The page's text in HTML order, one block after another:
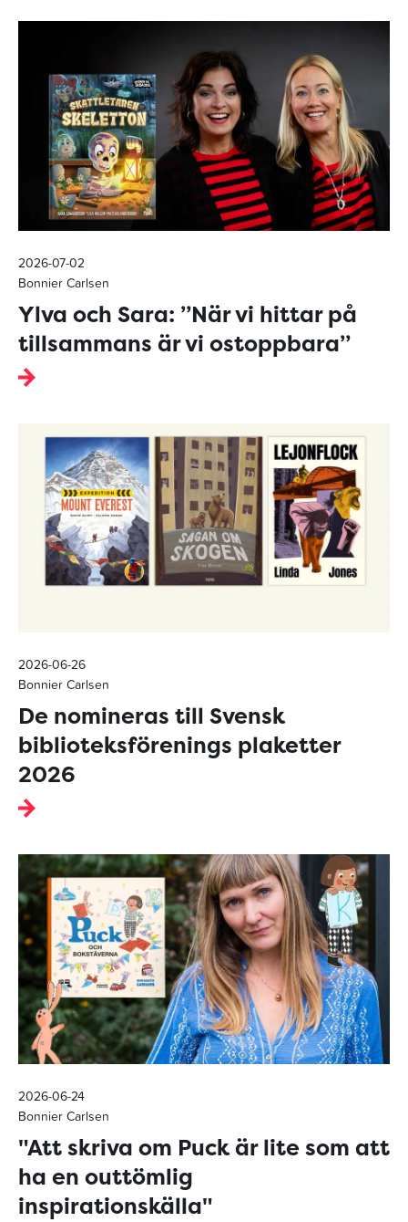
2026-07-02
Bonnier Carlsen
Ylva och Sara: ”När vi hittar på
tillsammans är vi ostoppbara”
2026-06-26
Bonnier Carlsen
De nomineras till Svensk
biblioteksförenings plaketter
2026
2026-06-24
Bonnier Carlsen
"Att skriva om Puck är lite som att
ha en outtömlig
inspirationskälla"